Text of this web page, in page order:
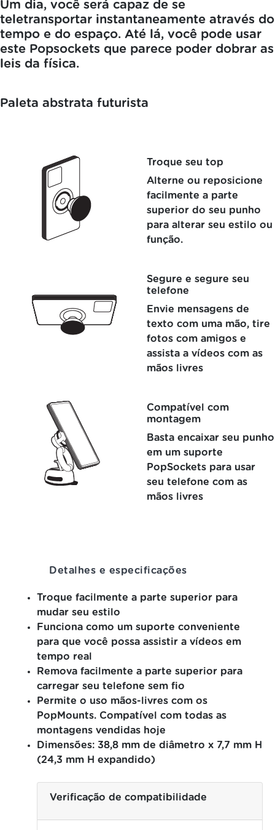
Um dia, você será capaz de se
teletransportar instantaneamente através do
tempo e do espaço. Até lá, você pode usar
este Popsockets que parece poder dobrar as
leis da física.
Paleta abstrata futurista
Troque seu top
Alterne ou reposicione
facilmente a parte
superior do seu punho
para alterar seu estilo ou
função.
Segure e segure seu
telefone
Envie mensagens de
texto com uma mão, tire
fotos com amigos e
assista a vídeos com as
mãos livres
Compatível com
montagem
Basta encaixar seu punho
em um suporte
PopSockets para usar
seu telefone com as
mãos livres
Detalhes e especificações
Troque facilmente a parte superior para
mudar seu estilo
Funciona como um suporte conveniente
para que você possa assistir a vídeos em
tempo real
Remova facilmente a parte superior para
carregar seu telefone sem fio
Permite o uso mãos-livres com os
PopMounts. Compatível com todas as
montagens vendidas hoje
Dimensões: 38,8 mm de diâmetro x 7,7 mm H
(24,3 mm H expandido)
Verificação de compatibilidade